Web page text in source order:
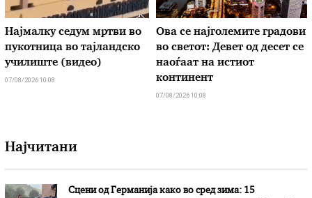
Најмалку седум мртви во
пукотница во тајландско
училиште (видео)
07/08/2026 10:08
Ова се најголемите градови
во светот: Девет од десет се
наоѓаат на истиот
континент
07/08/2026 10:08
Најчитани
Сцени од Германија како во сред зима: 15